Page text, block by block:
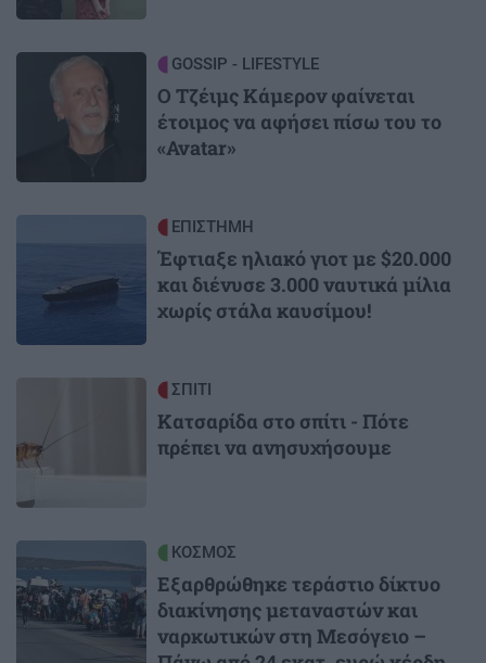
Image GOSSIP - LIFESTYLE
Ο Τζέιμς Κάμερον φαίνεται
έτοιμος να αφήσει πίσω του το
«Avatar»
ΕΠΙΣΤΗΜΗ
Έφτιαξε ηλιακό γιοτ με $20.000
και διένυσε 3.000 ναυτικά μίλια
χωρίς στάλα καυσίμου!
ΣΠΙΤΙ
Κατσαρίδα στο σπίτι - Πότε
πρέπει να ανησυχήσουμε
ΚΟΣΜΟΣ
Εξαρθρώθηκε τεράστιο δίκτυο
διακίνησης μεταναστών και
ναρκωτικών στη Μεσόγειο –